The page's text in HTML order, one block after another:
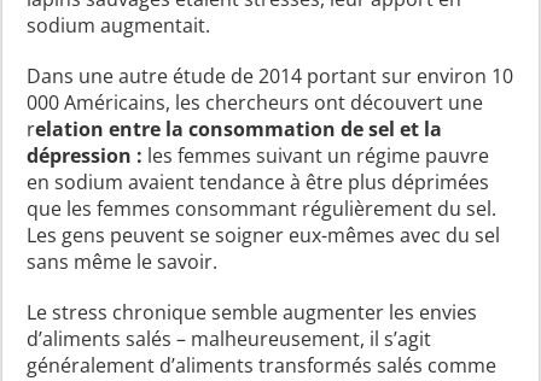
sodium augmentait.
Dans une autre étude de 2014 portant sur environ 10
000 Américains, les chercheurs ont découvert une
relation entre la consommation de sel et la
dépression : les femmes suivant un régime pauvre
en sodium avaient tendance à être plus déprimées
que les femmes consommant régulièrement du sel.
Les gens peuvent se soigner eux-mêmes avec du sel
sans même le savoir.
Le stress chronique semble augmenter les envies
d’aliments salés – malheureusement, il s’agit
généralement d’aliments transformés salés comme